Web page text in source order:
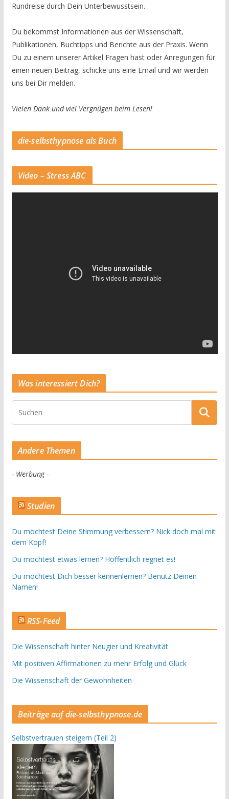
Rundreise durch Dein Unterbewusstsein.
Du bekommst Informationen aus der Wissenschaft,
Publikationen, Buchtipps und Berichte aus der Praxis. Wenn
Du zu einem unserer Artikel Fragen hast oder Anregungen für
einen neuen Beitrag, schicke uns eine Email und wir werden
uns bei Dir melden.
Vielen Dank und viel Vergnügen beim Lesen!
die-selbsthypnose als Buch
Video – Stress ABC
Was interessiert Dich?
Andere Themen
- Werbung -
Studien
Du möchtest Deine Stimmung verbessern? Nick doch mal mit
dem Kopf!
Du möchtest etwas lernen? Hoffentlich regnet es!
Du möchtest Dich besser kennenlernen? Benutz Deinen
Namen!
RSS-Feed
Die Wissenschaft hinter Neugier und Kreativität
Mit positiven Affirmationen zu mehr Erfolg und Glück
Die Wissenschaft der Gewohnheiten
Beiträge auf die-selbsthypnose.de
Selbstvertrauen steigern (Teil 2)